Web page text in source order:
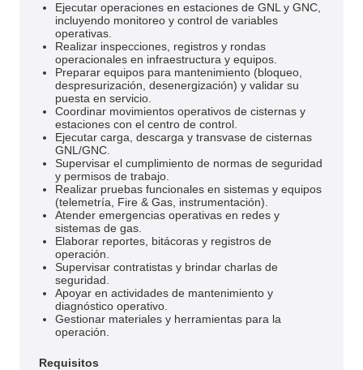
Ejecutar operaciones en estaciones de GNL y GNC,
incluyendo monitoreo y control de variables
operativas.
Realizar inspecciones, registros y rondas
operacionales en infraestructura y equipos.
Preparar equipos para mantenimiento (bloqueo,
despresurización, desenergización) y validar su
puesta en servicio.
Coordinar movimientos operativos de cisternas y
estaciones con el centro de control.
Ejecutar carga, descarga y transvase de cisternas
GNL/GNC.
Supervisar el cumplimiento de normas de seguridad
y permisos de trabajo.
Realizar pruebas funcionales en sistemas y equipos
(telemetría, Fire & Gas, instrumentación).
Atender emergencias operativas en redes y
sistemas de gas.
Elaborar reportes, bitácoras y registros de
operación.
Supervisar contratistas y brindar charlas de
seguridad.
Apoyar en actividades de mantenimiento y
diagnóstico operativo.
Gestionar materiales y herramientas para la
operación.
Requisitos